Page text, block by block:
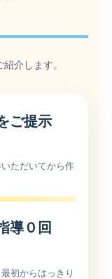
介します。
ご提示
ただいてから作
導０回
初からはっきり